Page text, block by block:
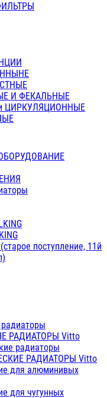
И ФЕКАЛЬНЫЕ
ЦИРКУЛЯЦИОННЫЕ
поступление, 11й
РАДИАТОРЫ Vitto
радиаторы
РАДИАТОРЫ Vitto
для алюминивых
для чугунных